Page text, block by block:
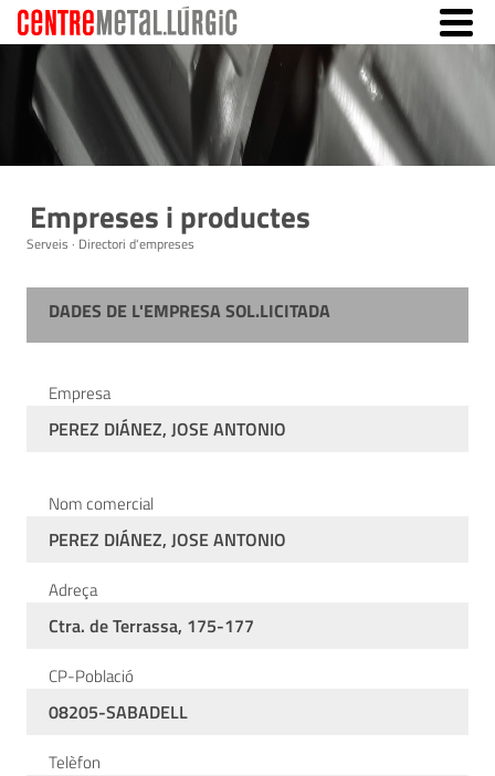
Empreses i productes
Serveis · Directori d'empreses
DADES DE L'EMPRESA SOL.LICITADA
Empresa
PEREZ DIÁNEZ, JOSE ANTONIO
Nom comercial
PEREZ DIÁNEZ, JOSE ANTONIO
Adreça
Ctra. de Terrassa, 175-177
CP-Població
08205-SABADELL
Telèfon